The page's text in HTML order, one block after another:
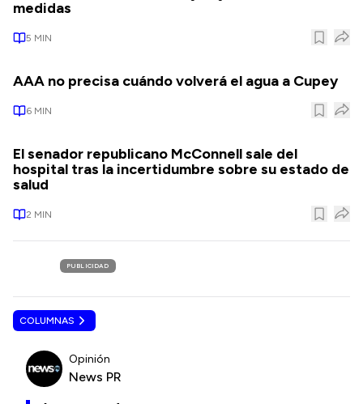
medidas
5 MIN
AAA no precisa cuándo volverá el agua a Cupey
6 MIN
El senador republicano McConnell sale del
hospital tras la incertidumbre sobre su estado de
salud
2 MIN
PUBLICIDAD
COLUMNAS
Opinión
News PR